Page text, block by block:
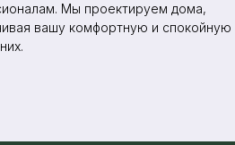
Мы проектируем дома,
вашу комфортную и спокойную